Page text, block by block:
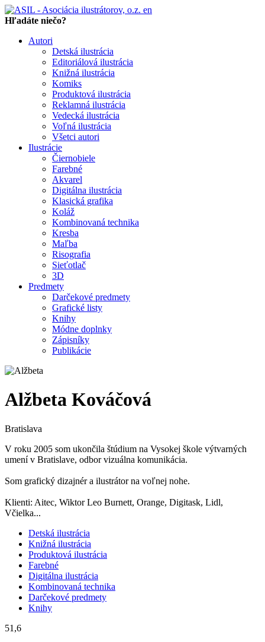
en
Hľadáte niečo?
Autori
Detská ilustrácia
Editoriálová ilustrácia
Knižná ilustrácia
Komiks
Produktová ilustrácia
Reklamná ilustrácia
Vedecká ilustrácia
Voľná ilustrácia
Všetci autori
Ilustrácie
Čiernobiele
Farebné
Akvarel
Digitálna ilustrácia
Klasická grafika
Koláž
Kombinovaná technika
Kresba
Maľba
Risografia
Sieťotlač
3D
Predmety
Darčekové predmety
Grafické listy
Knihy
Módne doplnky
Zápisníky
Publikácie
Alžbeta Kováčová
Bratislava
V roku 2005 som ukončila štúdium na Vysokej škole výtvarných
umení v Bratislave, odbor vizuálna komunikácia.
Som grafický dizajnér a ilustrátor na voľnej nohe.
Klienti: Aitec, Wiktor Leo Burnett, Orange, Digitask, Lidl,
Včielka...
Detská ilustrácia
Knižná ilustrácia
Produktová ilustrácia
Farebné
Digitálna ilustrácia
Kombinovaná technika
Darčekové predmety
Knihy
51,6